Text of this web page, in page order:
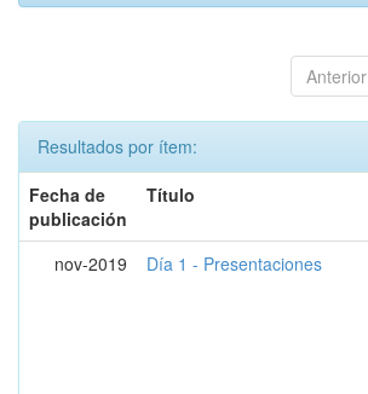
Anterior
Resultados por ítem:
Fecha de
publicación
Título
nov-2019 Día 1 - Presentaciones